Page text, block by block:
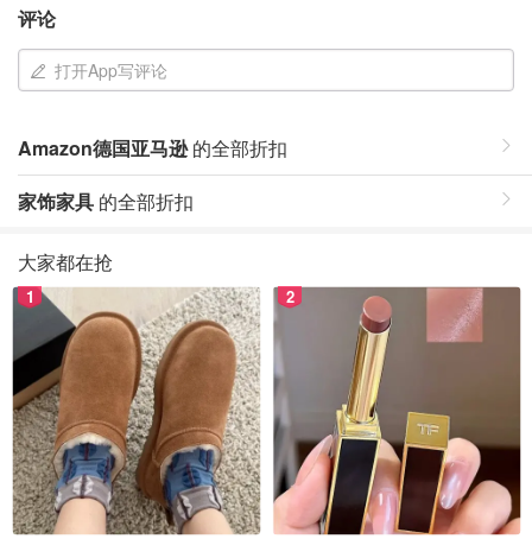
评论
打开App写评论
Amazon德国亚马逊的全部折扣
家饰家具 的全部折扣
大家都在抢
1 2